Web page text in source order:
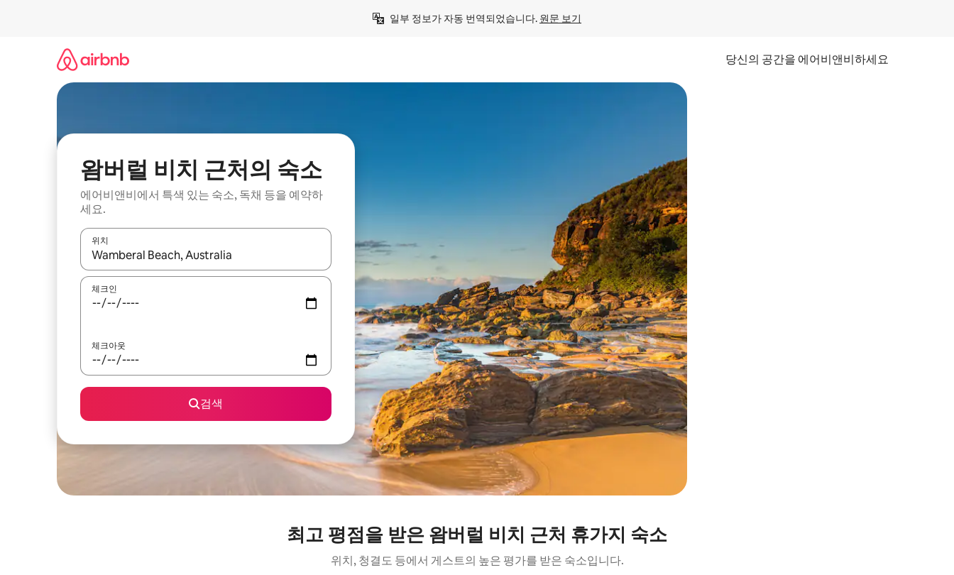
일부 정보가 자동 번역되었습니다. 원문 보기
당신의 공간을 에어비앤비하세요
왐버럴 비치 근처의 숙소
에어비앤비에서 특색 있는 숙소, 독채 등을 예약하
세요.
위치
결과가 나오면 위·아래 화살표 키를 사용하거나 터치 또는 스와이프 동작으로 탐색하세요.
체크인
체크아웃
검색
최고 평점을 받은 왐버럴 비치 근처 휴가지 숙소
위치, 청결도 등에서 게스트의 높은 평가를 받은 숙소입니다.